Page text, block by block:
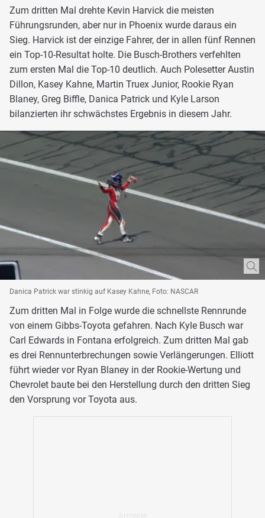
Zum dritten Mal drehte Kevin Harvick die meisten
Führungsrunden, aber nur in Phoenix wurde daraus ein
Sieg. Harvick ist der einzige Fahrer, der in allen fünf Rennen
ein Top-10-Resultat holte. Die Busch-Brothers verfehlten
zum ersten Mal die Top-10 deutlich. Auch Polesetter Austin
Dillon, Kasey Kahne, Martin Truex Junior, Rookie Ryan
Blaney, Greg Biffle, Danica Patrick und Kyle Larson
bilanzierten ihr schwächstes Ergebnis in diesem Jahr.
Danica Patrick war stinkig auf Kasey Kahne, Foto: NASCAR
Zum dritten Mal in Folge wurde die schnellste Rennrunde
von einem Gibbs-Toyota gefahren. Nach Kyle Busch war
Carl Edwards in Fontana erfolgreich. Zum dritten Mal gab
es drei Rennunterbrechungen sowie Verlängerungen. Elliott
führt wieder vor Ryan Blaney in der Rookie-Wertung und
Chevrolet baute bei den Herstellung durch den dritten Sieg
den Vorsprung vor Toyota aus.